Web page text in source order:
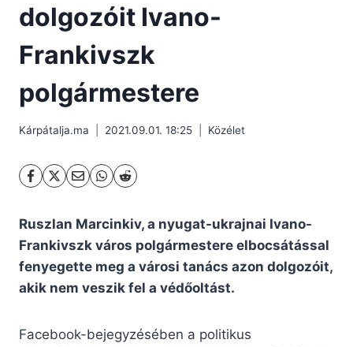
dolgozóit Ivano-
Frankivszk
polgármestere
Kárpátalja.ma 2021.09.01. 18:25 Közélet
Ruszlan Marcinkiv, a nyugat-ukrajnai Ivano-
Frankivszk város polgármestere elbocsátással
fenyegette meg a városi tanács azon dolgozóit,
akik nem veszik fel a védőoltást.
Facebook-bejegyzésében a politikus